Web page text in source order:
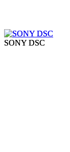
SONY DSC
SONY DSC